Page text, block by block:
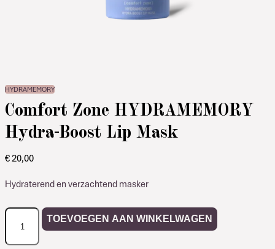
HYDRAMEMORY
Comfort Zone HYDRAMEMORY
Hydra-Boost Lip Mask
€20,00
Hydraterend en verzachtend masker
Comfort
Zone
HYDRAMEMORY
TOEVOEGEN AAN WINKELWAGEN